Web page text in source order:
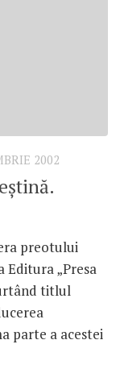
2002
preotului
Editura „Presa
titlul
parte a acestei